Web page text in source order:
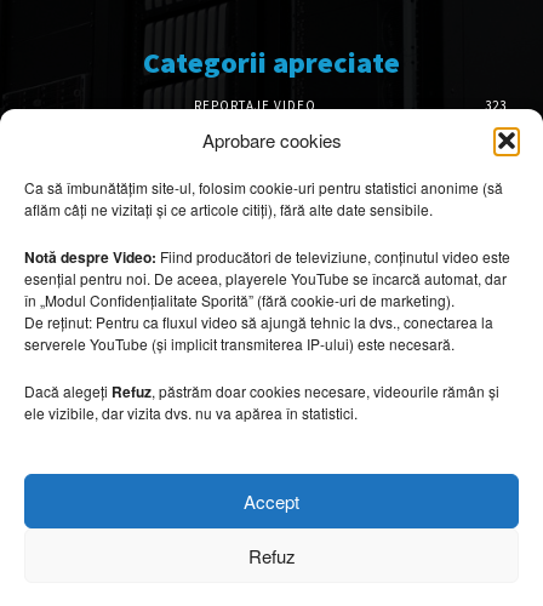
Aprobare cookies
Ca să îmbunătățim site-ul, folosim cookie-uri pentru statistici anonime (să
aflăm câți ne vizitați și ce articole citiți), fără alte date sensibile.
Notă despre Video: Fiind producători de televiziune, conținutul video este
esențial pentru noi. De aceea, playerele YouTube se încarcă automat, dar
în „Modul Confidențialitate Sporită” (fără cookie-uri de marketing).
De reținut: Pentru ca fluxul video să ajungă tehnic la dvs., conectarea la
serverele YouTube (și implicit transmiterea IP-ului) este necesară.
Dacă alegeți Refuz, păstrăm doar cookies necesare, videourile rămân și
ele vizibile, dar vizita dvs. nu va apărea în statistici.
Accept
Refuz
Categorii apreciate
REPORTAJE VIDEO
323
AMENAJĂRI INTERIOARE
126
DESIGN INTERIOR
64
ARHITECTURĂ & DESIGN
OPINII & ANALIZE
43
Articole recomandate
Cele mai impresionante cabane moderne
7 august 2026
Ouse Valley Viaduct, construcția care
7 august 2026